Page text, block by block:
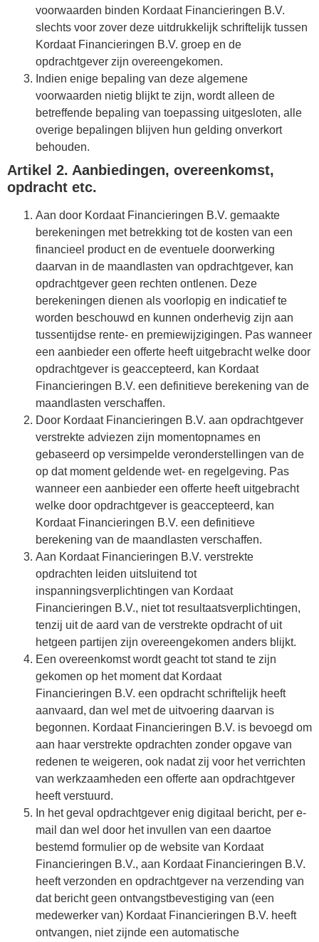
voorwaarden binden Kordaat Financieringen B.V.
slechts voor zover deze uitdrukkelijk schriftelijk tussen
Kordaat Financieringen B.V. groep en de
opdrachtgever zijn overeengekomen.
Indien enige bepaling van deze algemene
voorwaarden nietig blijkt te zijn, wordt alleen de
betreffende bepaling van toepassing uitgesloten, alle
overige bepalingen blijven hun gelding onverkort
behouden.
Artikel 2. Aanbiedingen, overeenkomst,
opdracht etc.
Aan door Kordaat Financieringen B.V. gemaakte
berekeningen met betrekking tot de kosten van een
financieel product en de eventuele doorwerking
daarvan in de maandlasten van opdrachtgever, kan
opdrachtgever geen rechten ontlenen. Deze
berekeningen dienen als voorlopig en indicatief te
worden beschouwd en kunnen onderhevig zijn aan
tussentijdse rente- en premiewijzigingen. Pas wanneer
een aanbieder een offerte heeft uitgebracht welke door
opdrachtgever is geaccepteerd, kan Kordaat
Financieringen B.V. een definitieve berekening van de
maandlasten verschaffen.
Door Kordaat Financieringen B.V. aan opdrachtgever
verstrekte adviezen zijn momentopnames en
gebaseerd op versimpelde veronderstellingen van de
op dat moment geldende wet- en regelgeving. Pas
wanneer een aanbieder een offerte heeft uitgebracht
welke door opdrachtgever is geaccepteerd, kan
Kordaat Financieringen B.V. een definitieve
berekening van de maandlasten verschaffen.
Aan Kordaat Financieringen B.V. verstrekte
opdrachten leiden uitsluitend tot
inspanningsverplichtingen van Kordaat
Financieringen B.V., niet tot resultaatsverplichtingen,
tenzij uit de aard van de verstrekte opdracht of uit
hetgeen partijen zijn overeengekomen anders blijkt.
Een overeenkomst wordt geacht tot stand te zijn
gekomen op het moment dat Kordaat
Financieringen B.V. een opdracht schriftelijk heeft
aanvaard, dan wel met de uitvoering daarvan is
begonnen. Kordaat Financieringen B.V. is bevoegd om
aan haar verstrekte opdrachten zonder opgave van
redenen te weigeren, ook nadat zij voor het verrichten
van werkzaamheden een offerte aan opdrachtgever
heeft verstuurd.
In het geval opdrachtgever enig digitaal bericht, per e-
mail dan wel door het invullen van een daartoe
bestemd formulier op de website van Kordaat
Financieringen B.V., aan Kordaat Financieringen B.V.
heeft verzonden en opdrachtgever na verzending van
dat bericht geen ontvangstbevestiging van (een
medewerker van) Kordaat Financieringen B.V. heeft
ontvangen, niet zijnde een automatische